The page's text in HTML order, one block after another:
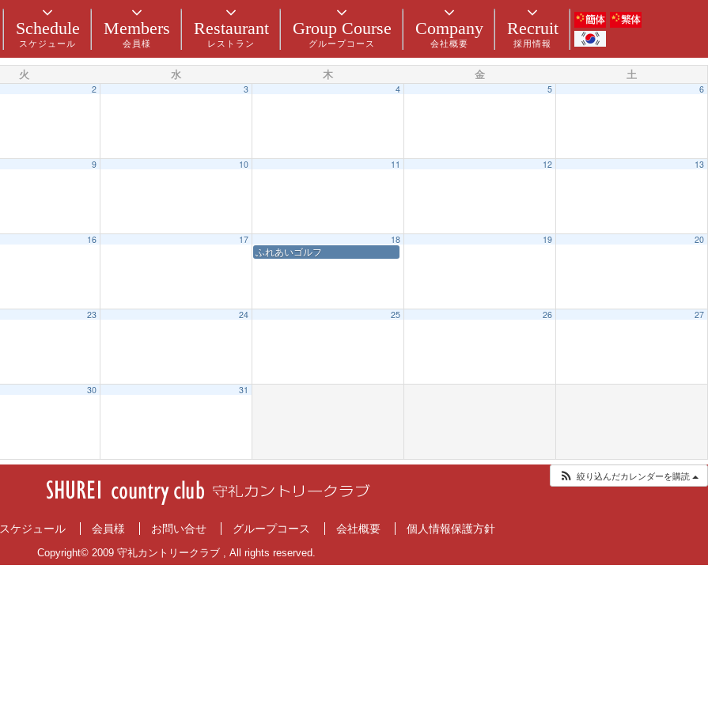
Schedule
スケジュール
Members
会員様
Restaurant
レストラン
Group Course
グループコース
Company
会社概要
Recruit
採用情報
火 水 木 金 土
2 3 4 5 6
9 10 11 12 13
16 17 18
ふれあいゴルフ
19 20
23 24 25 26 27
30 31
絞り込んだカレンダーを購読
スケジュール 会員様 お問い合せ グループコース 会社概要 個人情報保護方針
Copyright© 2009 守礼カントリークラブ , All rights reserved.